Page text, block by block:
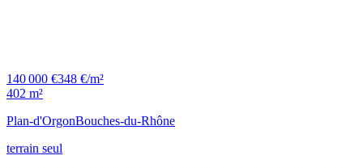
140 000 €348 €/m²
402 m²
Plan-d'OrgonBouches-du-Rhône
terrain seul